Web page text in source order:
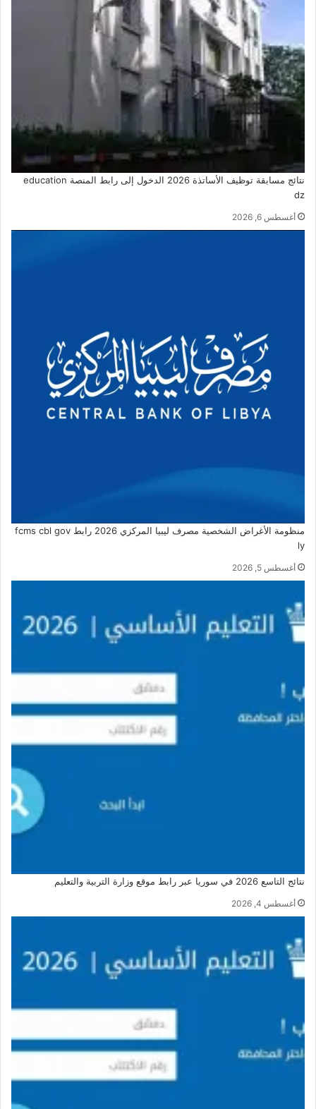
نتائج مسابقة توظيف الأساتذة 2026 الدخول إلى رابط المنصة education
dz
أغسطس 6, 2026
منظومة الأغراض الشخصية مصرف ليبيا المركزي 2026 رابط fcms cbl gov
ly
أغسطس 5, 2026
نتائج التاسع 2026 في سوريا عبر رابط موقع وزارة التربية والتعليم
أغسطس 4, 2026